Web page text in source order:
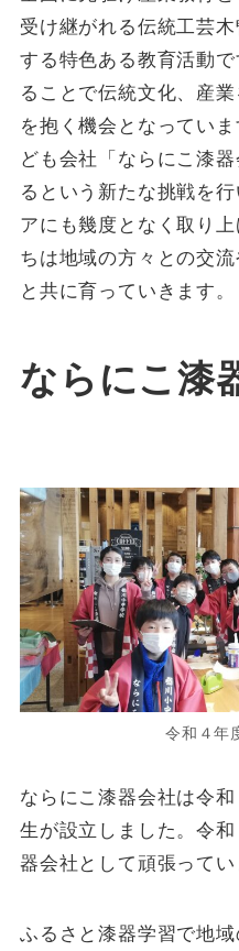
受け継がれる伝統工芸
する特色ある教育活動
ることで伝統文化、産
を抱く機会となってい
ども会社「ならにこ漆
るという新たな挑戦を
アにも幾度となく取り
ちは地域の方々との交
と共に育っていきます。
ならにこ漆
令和４年
ならにこ漆器会社は令
生が設立しました。令
器会社として頑張ってい
ふるさと漆器学習で地